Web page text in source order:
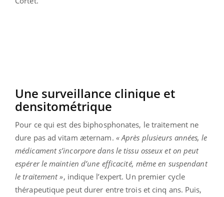
Une surveillance clinique et
densitométrique
Pour ce qui est des biphosphonates, le traitement ne
dure pas ad vitam æternam. « Après plusieurs années, le
médicament s’incorpore dans le tissu osseux et on peut
espérer le maintien d’une efficacité, même en suspendant
le traitement », indique l’expert. Un premier cycle
thérapeutique peut durer entre trois et cinq ans. Puis,